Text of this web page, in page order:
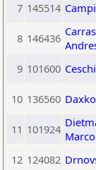
7 145514
8 146436
9 101600
10 136560
11 101924
12 124082